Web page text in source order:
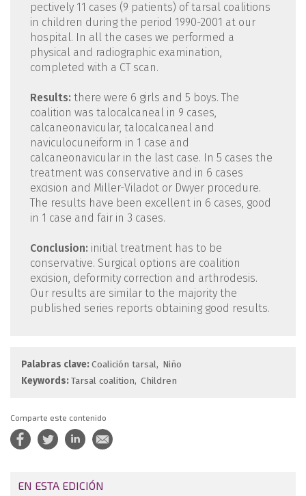
pectively 11 cases (9 patients) of tarsal coalitions
in children during the period 1990-2001 at our
hospital. In all the cases we performed a
physical and radiographic examination,
completed with a CT scan.
Results: there were 6 girls and 5 boys. The
coalition was talocalcaneal in 9 cases,
calcaneonavicular, talocalcaneal and
naviculocuneiform in 1 case and
calcaneonavicular in the last case. In 5 cases the
treatment was conservative and in 6 cases
excision and Miller-Viladot or Dwyer procedure.
The results have been excellent in 6 cases, good
in 1 case and fair in 3 cases.
Conclusion: initial treatment has to be
conservative. Surgical options are coalition
excision, deformity correction and arthrodesis.
Our results are similar to the majority the
published series reports obtaining good results.
Palabras clave:Coalición tarsal
Niño
Keywords:Tarsal coalition Children
Comparte este contenido
EN ESTA EDICIÓN